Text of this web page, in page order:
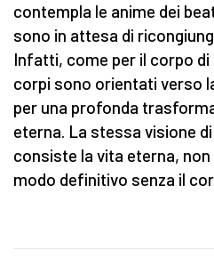
contempla le anime dei
sono in attesa di
Infatti, come per il corpo
corpi sono orientati verso
per una profonda
eterna. La stessa visione
consiste la vita eterna,
modo definitivo senza il